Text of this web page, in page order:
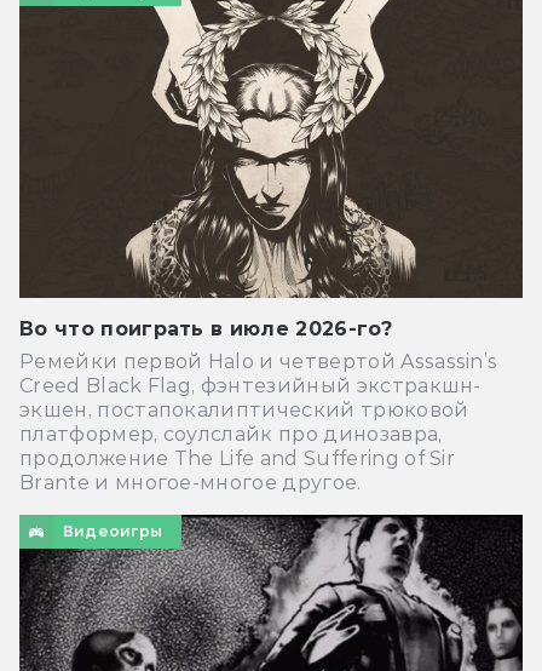
Во что поиграть в июле 2026-го?
Ремейки первой Halo и четвертой Assassin’s
Creed Black Flag, фэнтезийный экстракшн-
экшен, постапокалиптический трюковой
платформер, соулслайк про динозавра,
продолжение The Life and Suffering of Sir
Brante и многое-многое другое.
Видеоигры